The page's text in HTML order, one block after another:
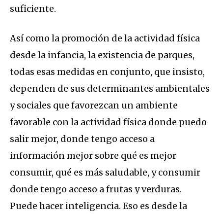
suficiente.
Así como la promoción de la actividad física
desde la infancia, la existencia de parques,
todas esas medidas en conjunto, que insisto,
dependen de sus determinantes ambientales
y sociales que favorezcan un ambiente
favorable con la actividad física donde puedo
salir mejor, donde tengo acceso a
información mejor sobre qué es mejor
consumir, qué es más saludable, y consumir
donde tengo acceso a frutas y verduras.
Puede hacer inteligencia. Eso es desde la